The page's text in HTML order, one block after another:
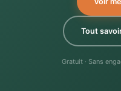
Tout
Gratuit · Sans